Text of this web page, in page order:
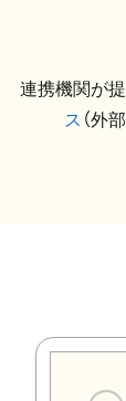
連携機関が
ス （外